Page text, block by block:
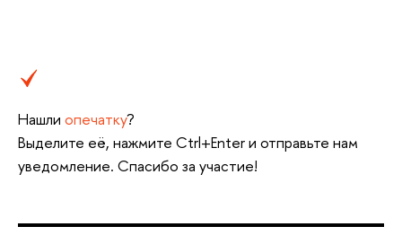
Нашли опечатку?
Выделите её, нажмите Ctrl+Enter и отправьте нам
уведомление. Спасибо за участие!